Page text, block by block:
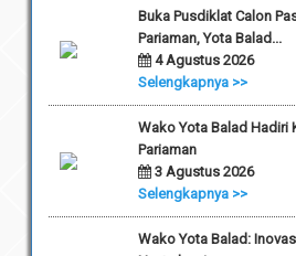
Buka Pusdiklat Calon
Pariaman, Yota Balad...
4 Agustus 2026
Selengkapnya >>
Wako Yota Balad Hadiri
Pariaman
3 Agustus 2026
Selengkapnya >>
Wako Yota Balad: